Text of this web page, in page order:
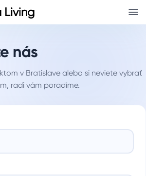
Living
nás
v Bratislave alebo si neviete vybrať
radi vám poradíme.